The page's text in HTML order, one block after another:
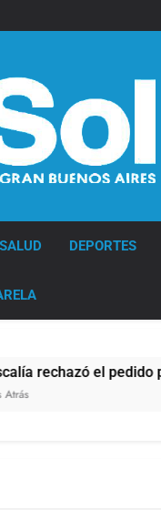
SALUD DEPORTES
el pedido para